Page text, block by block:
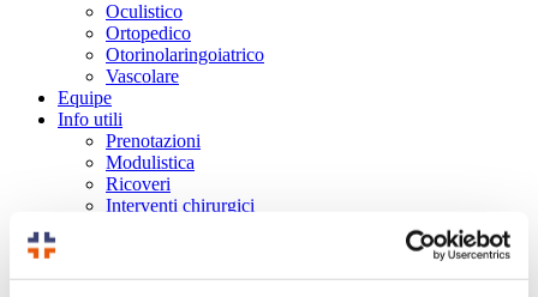
Oculistico
Ortopedico
Otorinolaringoiatrico
Vascolare
Equipe
Info utili
Prenotazioni
Modulistica
Ricoveri
Interventi chirurgici